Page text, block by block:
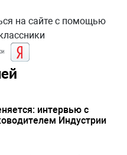
на сайте с помощью
интервью с
Индустрии